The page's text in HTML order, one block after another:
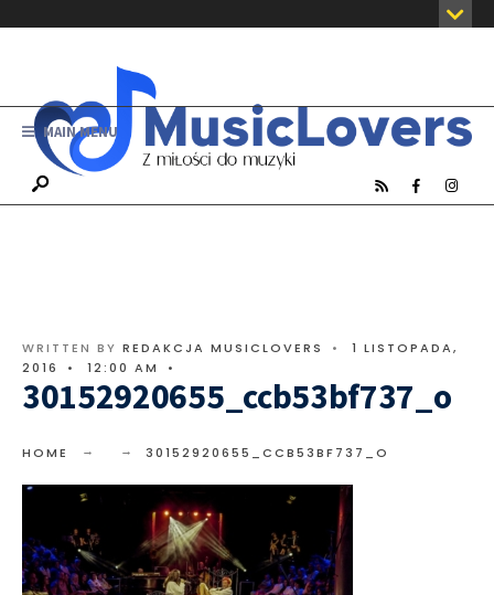
MAIN MENU
WRITTEN BY REDAKCJA MUSICLOVERS •
1 LISTOPADA,
2016
• 12:00 AM •
30152920655_ccb53bf737_o
HOME 30152920655_CCB53BF737_O